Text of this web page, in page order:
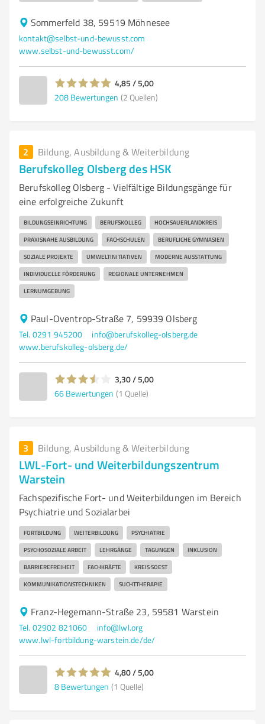
Sommerfeld 38, 59519 Möhnesee
kontakt@selbst-und-bewusst.com
www.selbst-und-bewusst.com/
4,85 / 5,00
208 Bewertungen (2 Quellen)
2 Bildung, Ausbildung & Weiterbildung
Berufskolleg Olsberg des HSK
Berufskolleg Olsberg - Vielfältige Bildungsgänge für
eine erfolgreiche Zukunft
BILDUNGSEINRICHTUNG BERUFSKOLLEG HOCHSAUERLANDKREIS
PRAXISNAHE AUSBILDUNG FACHSCHULEN BERUFLICHE GYMNASIEN
SOZIALE PROJEKTE UMWELTINITIATIVEN MODERNE AUSSTATTUNG
INDIVIDUELLE FÖRDERUNG REGIONALE UNTERNEHMEN
LERNUMGEBUNG
Paul-Oventrop-Straße 7, 59939 Olsberg
Tel. 0291 945200
info@berufskolleg-olsberg.de
www.berufskolleg-olsberg.de/
3,30 / 5,00
66 Bewertungen (1 Quelle)
3 Bildung, Ausbildung & Weiterbildung
LWL-Fort- und Weiterbildungszentrum
Warstein
Fachspezifische Fort- und Weiterbildungen im Bereich
Psychiatrie und Sozialarbei
FORTBILDUNG WEITERBILDUNG PSYCHIATRIE
PSYCHOSOZIALE ARBEIT LEHRGÄNGE TAGUNGEN INKLUSION
BARRIEREFREIHEIT FACHKRÄFTE KREIS SOEST
KOMMUNIKATIONSTECHNIKEN SUCHTTHERAPIE
Franz-Hegemann-Straße 23, 59581 Warstein
Tel. 02902 821060
info@lwl.org
www.lwl-fortbildung-warstein.de/de/
4,80 / 5,00
8 Bewertungen (1 Quelle)